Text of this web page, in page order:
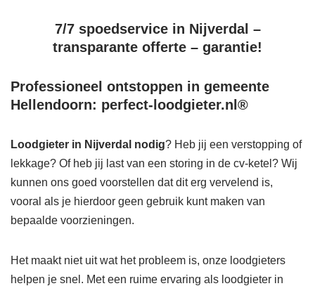
7/7 spoedservice in Nijverdal –
transparante offerte – garantie!
Professioneel ontstoppen in gemeente
Hellendoorn: perfect-loodgieter.nl®
Loodgieter in Nijverdal nodig? Heb jij een verstopping of
lekkage? Of heb jij last van een storing in de cv-ketel? Wij
kunnen ons goed voorstellen dat dit erg vervelend is,
vooral als je hierdoor geen gebruik kunt maken van
bepaalde voorzieningen.
Het maakt niet uit wat het probleem is, onze loodgieters
helpen je snel. Met een ruime ervaring als loodgieter in